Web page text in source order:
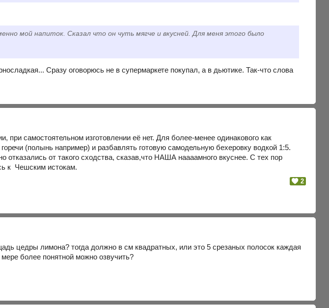
мой напиток. Сказал что он чуть мягче и вкусней. Для меня этого было
Сразу оговорюсь не в супермаркете покупал, а в дьютике. Так-что слова
при самостоятельном изготовлении её нет. Для более-менее одинакового как
горечи (полынь например) и разбавлять готовую самодельную бехеровку водкой 1:5.
отказались от такого сходства, сказав,что НАША наааамного вкуснее. С тех пор
к Чешским истокам.
2
цедры лимона? тогда должно в см квадратных, или это 5 срезаных полосок каждая
более понятной можно озвучить?